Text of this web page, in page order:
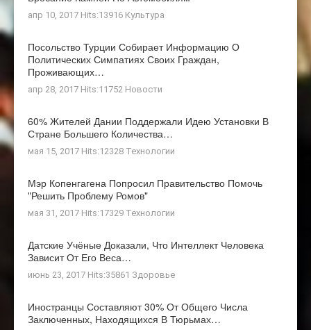
апр 10, 2017 Hits:13916 Культура
Посольство Турции Собирает Информацию О
Политических Симпатиях Своих Граждан,
Проживающих…
апр 28, 2017 Hits:11752 Новости
60% Жителей Дании Поддержали Идею Установки В
Стране Большего Количества…
мая 15, 2017 Hits:12328 Технологии
Мэр Копенгагена Попросил Правительство Помочь
"решить Проблему Ромов"
мая 31, 2017 Hits:17329 Технологии
Датские Учёные Доказали, Что Интеллект Человека
Зависит От Его Веса…
июнь 23, 2017 Hits:35861 Здоровье
Иностранцы Составляют 30% От Общего Числа
Заключенных, Находящихся В Тюрьмах…